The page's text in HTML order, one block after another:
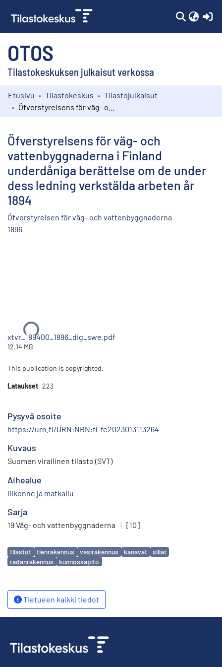
OTOS
Tilastokeskuksen julkaisut verkossa
Kokoelmat
Etusivu Tilastokeskus
Tilastojulkaisut
Öfverstyrelsens för väg- och
vattenbyggnaderna i Finland
underdåniga berättelse om de under
dess ledning verkstälda arbeten år
1894
Öfverstyrelsen för väg- och vattenbyggnaderna
1896
Ladataan...
xtvr_189400_1896_dig_swe.pdf
12.14 MB
This publication is copyrighted.
Lataukset 223
Pysyvä osoite
https://urn.fi/URN:NBN:fi-fe2023013113264
Kuvaus
Suomen virallinen tilasto (SVT)
Aihealue
liikenne ja matkailu
Sarja
19 Väg- och vattenbyggnaderna | [10]
Avainsanat
tilastot tienrakennus vesirakennus kanavat
sillat
radanrakennus
kunnossapito
Tietueen kaikki tiedot